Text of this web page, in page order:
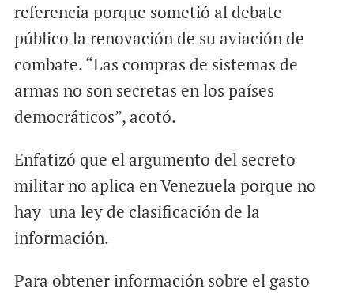
referencia porque sometió al debate
público la renovación de su aviación de
combate. “Las compras de sistemas de
armas no son secretas en los países
democráticos”, acotó.
Enfatizó que el argumento del secreto
militar no aplica en Venezuela porque no
hay una ley de clasificación de la
información.
Para obtener información sobre el gasto